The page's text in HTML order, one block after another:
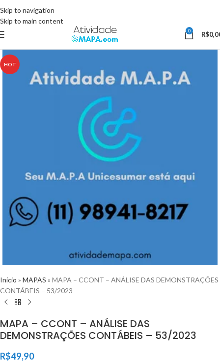
Skip to navigation
Skip to main content
0 R$
HOT
Início » MAPAS » MAPA – CCONT – ANÁLISE DAS DEMONSTRAÇÕES
CONTÁBEIS – 53/2023
MAPA – CCONT – ANÁLISE DAS
DEMONSTRAÇÕES CONTÁBEIS – 53/2023
R$49,90
somente pelo site.